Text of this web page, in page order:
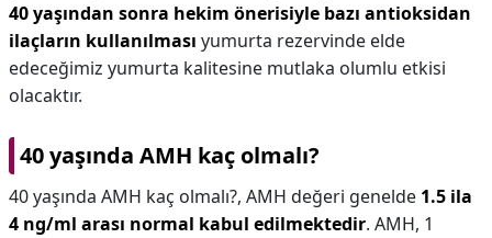
40 yaşından sonra hekim önerisiyle bazı antioksidan
ilaçların kullanılması yumurta rezervinde elde
edeceğimiz yumurta kalitesine mutlaka olumlu etkisi
olacaktır.
40 yaşında AMH kaç olmalı?
40 yaşında AMH kaç olmalı?, AMH değeri genelde 1.5 ila
4 ng/ml arası normal kabul edilmektedir. AMH, 1